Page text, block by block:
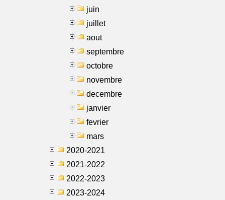
juin
juillet
aout
septembre
octobre
novembre
decembre
janvier
fevrier
mars
2020-2021
2021-2022
2022-2023
2023-2024